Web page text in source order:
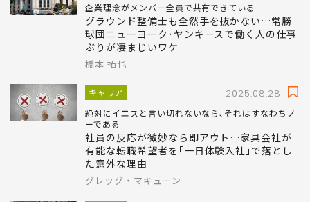
企業理念がメンバー全員で共有できている
グラウンド整備士も全然手を抜かない…常勝
球団ニューヨーク･ヤンキースで働く人の仕事
ぶりが凄まじいワケ
橋本 拓也
キャリア 2025.08.28
絶対にイエスと言い切れないなら､それはすなわちノ
ーである
社員の反応が微妙なら即アウト…家具会社が
有能な転職希望者を｢一日体験入社｣で落とし
た意外な理由
グレッグ・マキューン